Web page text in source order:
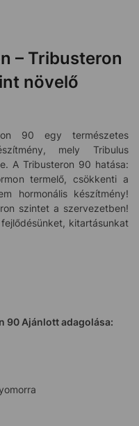
– Tribusteron
növelő
90 egy természetes
mely Tribulus
A Tribusteron 90 hatása:
termelő, csökkenti a
hormonális készítmény!
szintet a szervezetben!
kitartásunkat
90 Ajánlott adagolása: